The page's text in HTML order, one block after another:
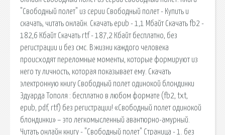
"Свободный полет" из серии Свободный полет - Купить и
скачать, читать онлайн. Cкачать epub - 1,1 Мбайт Cкачать fb2 -
182,6 Кбайт Cкачать rtf - 187,2 Кбайт бесплатно, без
регистрации и без смс. В жизни каждого человека
происходят переломные моменты, которые формируют из
него ту личность, которая показывает ему. Скачать
электронную книгу Свободный полет одинокой блондинки
Эдуарда Тополя : бесплатно в любом формате (fb2, txt,
epub, pdf, rtf) без регистрации! «Свободный полет одинокой
блондинки» – это легкомысленный авантюрно-амурный.
Читать онлайн книгу - "Свободный полет" Страница - 1. без